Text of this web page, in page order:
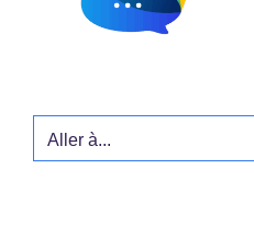
Aller à...